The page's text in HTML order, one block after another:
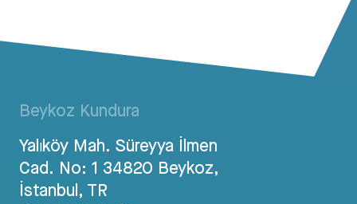
Beykoz Kundura
Yalıköy Mah. Süreyya İlmen
Cad. No: 1 34820 Beykoz,
İstanbul, TR